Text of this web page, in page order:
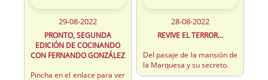
29-08-2022
PRONTO, SEGUNDA
EDICIÓN DE COCINANDO
CON FERNANDO GONZÁLEZ
Pincha en el enlace para ver
28-08-2022
REVIVE EL TERROR...
Del pasaje de la mansión de
la Marquesa y su secreto.